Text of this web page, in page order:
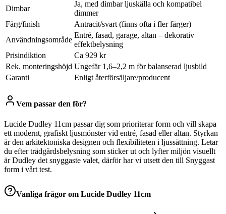
Dimbar
Ja, med dimbar ljuskälla och kompatibel
dimmer
Färg/finish
Antracit/svart (finns ofta i fler färger)
Användningsområde
Entré, fasad, garage, altan – dekorativ
effektbelysning
Prisindiktion
Ca 929 kr
Rek. monteringshöjd Ungefär 1,6–2,2 m för balanserad ljusbild
Garanti
Enligt återförsäljare/producent
Vem passar den för?
Lucide Dudley 11cm passar dig som prioriterar form och vill skapa
ett modernt, grafiskt ljusmönster vid entré, fasad eller altan. Styrkan
är den arkitektoniska designen och flexibiliteten i ljussättning. Letar
du efter trädgårdsbelysning som sticker ut och lyfter miljön visuellt
är Dudley det snyggaste valet, därför har vi utsett den till Snyggast
form i vårt test.
Vanliga frågor om Lucide Dudley 11cm